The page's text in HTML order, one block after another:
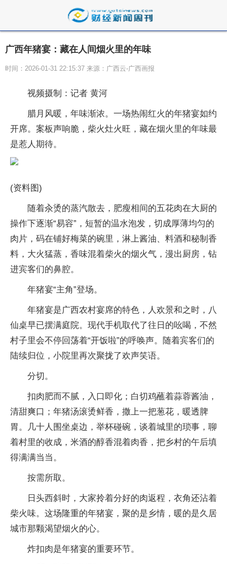
广西年猪宴：藏在人间烟火里的年味
时间：2026-01-31 22:15:37 来源：广西云-广西画报
视频摄制：记者 黄河
腊月风暖，年味渐浓。一场热闹红火的年猪宴如约
开席。案板声响脆，柴火灶火旺，藏在烟火里的年味最
是惹人期待。
(资料图)
随着汆烫的蒸汽散去，肥瘦相间的五花肉在大厨的
操作下逐渐“易容”，短暂的温水泡发，切成厚薄均匀的
肉片，码在铺好梅菜的碗里，淋上酱油、料酒和秘制香
料，大火猛蒸，香味混着柴火的烟火气，漫出厨房，钻
进宾客们的鼻腔。
年猪宴“主角”登场。
年猪宴是广西农村宴席的特色，人欢景和之时，八
仙桌早已摆满庭院。现代手机取代了往日的吆喝，不然
村子里会不停回荡着“开饭啦”的呼唤声。随着宾客们的
陆续归位，小院里再次聚拢了欢声笑语。
分切。
扣肉肥而不腻，入口即化；白切鸡蘸着蒜蓉酱油，
清甜爽口；年猪汤滚烫鲜香，撒上一把葱花，暖透脾
胃。几十人围坐桌边，举杯碰碗，谈着城里的琐事，聊
着村里的收成，米酒的醇香混着肉香，把乡村的午后填
得满满当当。
按需所取。
日头西斜时，大家拎着分好的肉返程，衣角还沾着
柴火味。这场隆重的年猪宴，聚的是乡情，暖的是久居
城市那颗渴望烟火的心。
炸扣肉是年猪宴的重要环节。